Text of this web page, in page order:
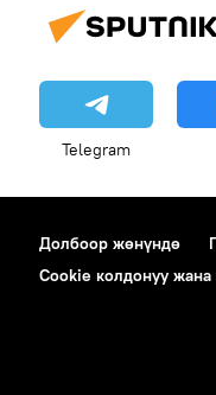
Telegram
Долбоор жөнүндө
Cookie колдонуу жана